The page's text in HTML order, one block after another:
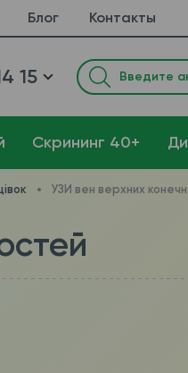
Блог Контакты
15
Cкрининг 40+
УЗИ вен верхних